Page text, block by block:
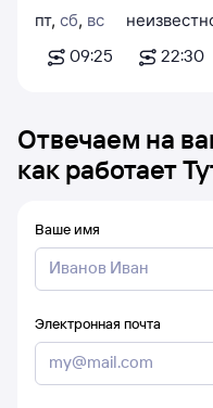
пт, сб, вс
09:25
22:30
Отвечаем на
как работает
Ваше имя
Электронная почта